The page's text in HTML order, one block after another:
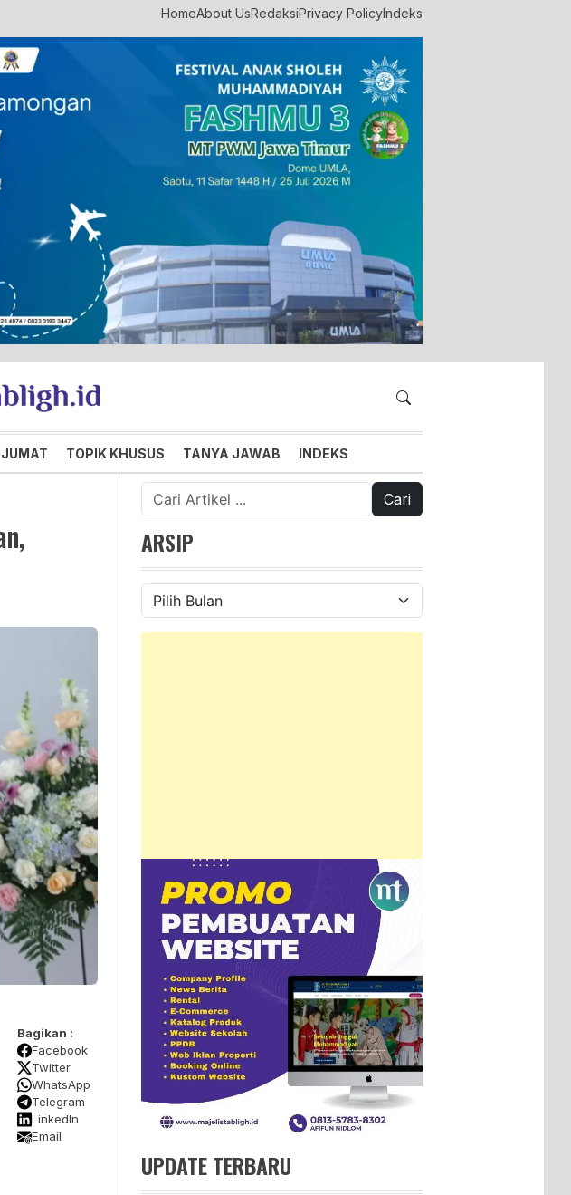
HomeAbout UsRedaksiPrivacy PolicyIndeks
TOPIK KHUSUS TANYA JAWAB INDEKS
Bagikan :
Facebook
Twitter
WhatsApp
Telegram
LinkedIn
Email
Cari
untuk:
ARSIP
Arsip
UPDATE TERBARU